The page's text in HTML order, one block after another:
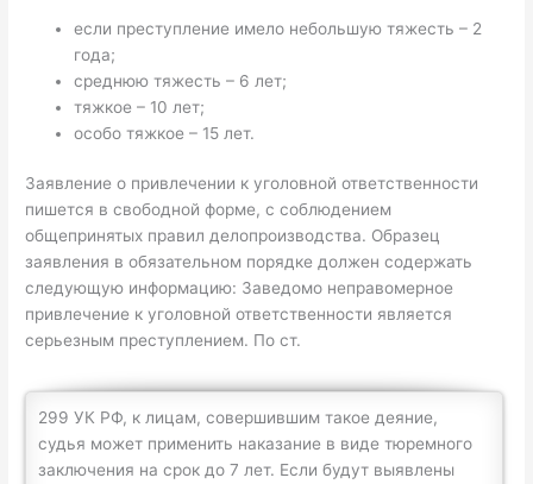
если преступление имело небольшую тяжесть – 2
года;
среднюю тяжесть – 6 лет;
тяжкое – 10 лет;
особо тяжкое – 15 лет.
Заявление о привлечении к уголовной ответственности
пишется в свободной форме, с соблюдением
общепринятых правил делопроизводства. Образец
заявления в обязательном порядке должен содержать
следующую информацию: Заведомо неправомерное
привлечение к уголовной ответственности является
серьезным преступлением. По ст.
299 УК РФ, к лицам, совершившим такое деяние,
судья может применить наказание в виде тюремного
заключения на срок до 7 лет. Если будут выявлены